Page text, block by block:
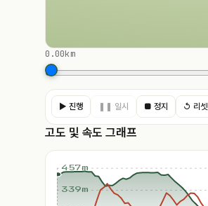
0.00km
▶ 진행 ❚❚ 일시 ■ 정지 ↺ 리셋
고도 및 속도 그래프
457m
339m